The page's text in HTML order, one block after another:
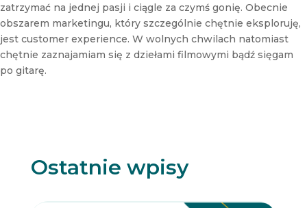
zatrzymać na jednej pasji i ciągle za czymś gonię. Obecnie
obszarem marketingu, który szczególnie chętnie eksploruję,
jest customer experience. W wolnych chwilach natomiast
chętnie zaznajamiam się z dziełami filmowymi bądź sięgam
po gitarę.
Ostatnie wpisy